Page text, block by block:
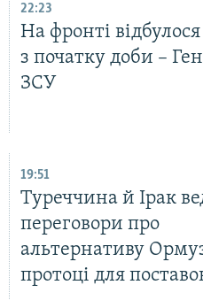
22:23
На фронті відбулося
з початку доби –
ЗСУ
19:51
Туреччина й Ірак
переговори про
альтернативу
протоці для